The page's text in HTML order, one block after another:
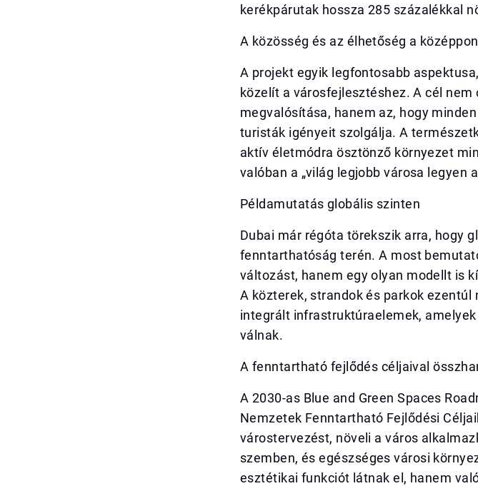
kerékpárutak hossza 285 százalékkal
A közösség és az élhetőség a
A projekt egyik legfontosabb
közelít a városfejlesztéshez. A cél
megvalósítása, hanem az, hogy
turisták igényeit szolgálja. A
aktív életmódra ösztönző környezet
valóban a „világ legjobb városa legyen
Példamutatás globális szinten
Dubai már régóta törekszik arra, hogy
fenntarthatóság terén. A most
változást, hanem egy olyan modellt is
A közterek, strandok és parkok
integrált infrastruktúraelemek,
válnak.
A fenntartható fejlődés céljaival
A 2030-as Blue and Green Spaces
Nemzetek Fenntartható Fejlődési
várostervezést, növeli a város
szemben, és egészséges városi
esztétikai funkciót látnak el, hanem